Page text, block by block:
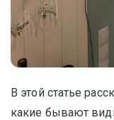
В этой статье
какие бывают